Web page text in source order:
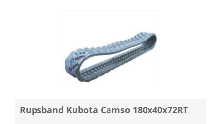
Rupsband Kubota Camso 180x40x72RT